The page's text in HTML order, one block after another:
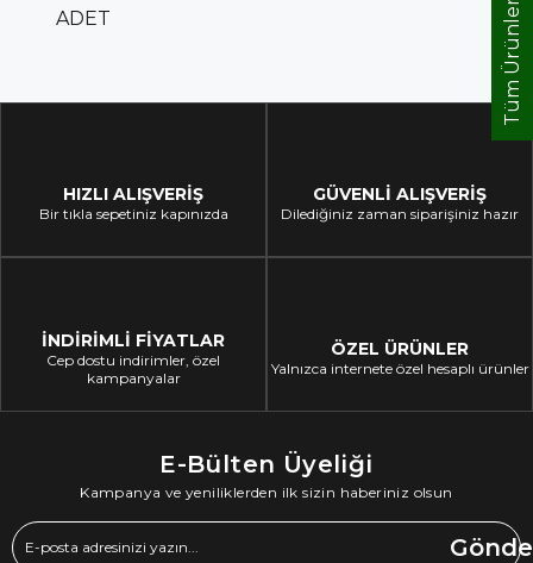
Tüm Ürünler
ADET
HIZLI ALIŞVERİŞ
Bir tıkla sepetiniz kapınızda
GÜVENLİ ALIŞVERİŞ
Dilediğiniz zaman siparişiniz hazır
İNDİRİMLİ FİYATLAR
Cep dostu indirimler, özel
kampanyalar
ÖZEL ÜRÜNLER
Yalnızca internete özel hesaplı ürünler
E-Bülten Üyeliği
Kampanya ve yeniliklerden ilk sizin haberiniz olsun